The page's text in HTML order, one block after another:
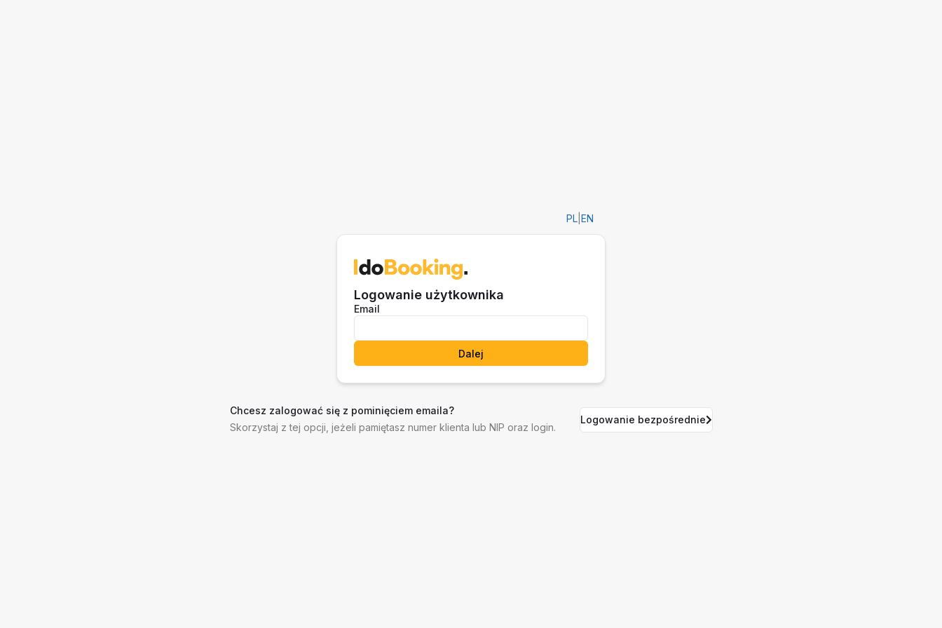
PL EN
Logowanie użytkownika
Email
Dalej
Chcesz zalogować się z pominięciem emaila?
Skorzystaj z tej opcji, jeżeli pamiętasz numer klienta lub NIP oraz login.
Logowanie bezpośrednie